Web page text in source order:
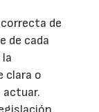
de
de cada
clara o